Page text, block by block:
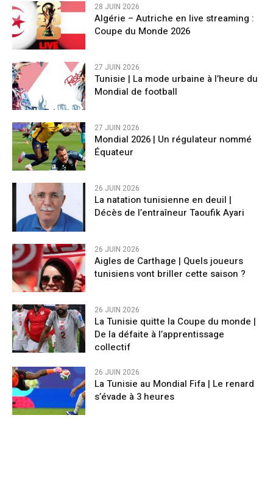
28 JUIN 2026
Algérie – Autriche en live streaming :
Coupe du Monde 2026
27 JUIN 2026
Tunisie | La mode urbaine à l’heure du
Mondial de football
27 JUIN 2026
Mondial 2026 | Un régulateur nommé
Équateur
26 JUIN 2026
La natation tunisienne en deuil |
Décès de l’entraîneur Taoufik Ayari
26 JUIN 2026
Aigles de Carthage | Quels joueurs
tunisiens vont briller cette saison ?
26 JUIN 2026
La Tunisie quitte la Coupe du monde |
De la défaite à l’apprentissage
collectif
26 JUIN 2026
La Tunisie au Mondial Fifa | Le renard
s’évade à 3 heures